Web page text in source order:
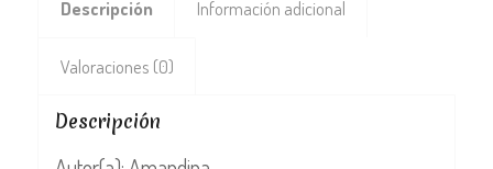
Descripción Información adicional
Valoraciones (0)
Descripción